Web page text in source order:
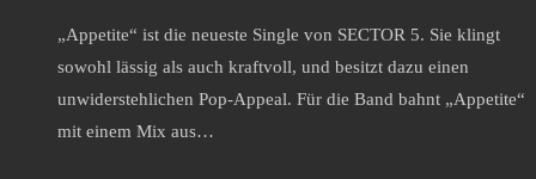
„Appetite“ ist die neueste Single von SECTOR 5. Sie klingt
sowohl lässig als auch kraftvoll, und besitzt dazu einen
unwiderstehlichen Pop-Appeal. Für die Band bahnt „Appetite“
mit einem Mix aus…